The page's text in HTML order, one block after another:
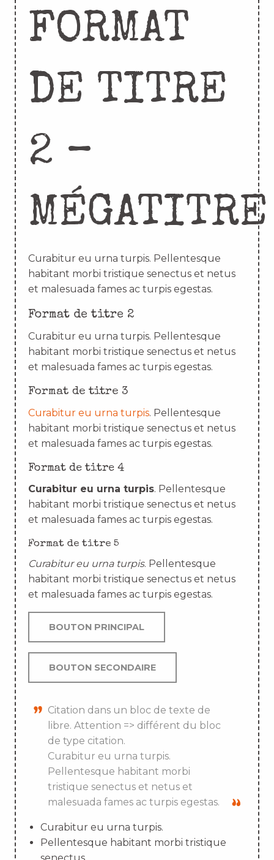
FORMAT
DE TITRE
2 –
MÉGATITRE
Curabitur eu urna turpis. Pellentesque
habitant morbi tristique senectus et netus
et malesuada fames ac turpis egestas.
Format de titre 2
Curabitur eu urna turpis. Pellentesque
habitant morbi tristique senectus et netus
et malesuada fames ac turpis egestas.
Format de titre 3
Curabitur eu urna turpis. Pellentesque
habitant morbi tristique senectus et netus
et malesuada fames ac turpis egestas.
Format de titre 4
Curabitur eu urna turpis. Pellentesque
habitant morbi tristique senectus et netus
et malesuada fames ac turpis egestas.
Format de titre 5
Curabitur eu urna turpis. Pellentesque
habitant morbi tristique senectus et netus
et malesuada fames ac turpis egestas.
BOUTON PRINCIPAL
BOUTON SECONDAIRE
Citation dans un bloc de texte de
libre. Attention => différent du bloc
de type citation.
Curabitur eu urna turpis.
Pellentesque habitant morbi
tristique senectus et netus et
malesuada fames ac turpis egestas.
Curabitur eu urna turpis.
Pellentesque habitant morbi tristique